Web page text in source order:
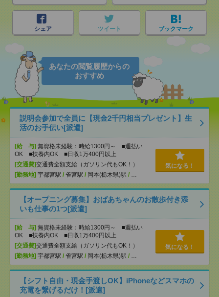
シェア ツイート ブックマーク
あなたの閲覧履歴からの
おすすめ
説明会参加で全員に【現金2千円相当プレゼント】生
活のお手伝い[派遣]
[給 与] 無資格未経験：時給1300円～ ■週払い
OK ■扶養内OK ■日収1万400円以上
[交通費]交通費全額支給（ガソリン代もOK！）
[勤務地] 宇都宮駅 / 雀宮駅 / 岡本(栃木県)駅 / …
気になる！
【オープニング募集】おばあちゃんのお散歩付き添
いも仕事の1つ[派遣]
[給 与] 無資格未経験：時給1300円～ ■週払い
OK ■扶養内OK ■日収1万400円以上
[交通費]交通費全額支給（ガソリン代もOK！）
[勤務地] 宇都宮駅 / 雀宮駅 / 岡本(栃木県)駅 / …
気になる！
【シフト自由・現金手渡しOK】iPhoneなどスマホの
充電を繋げるだけ！[派遣]